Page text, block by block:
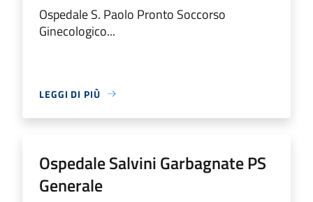
Ospedale S. Paolo Pronto Soccorso
Ginecologico...
LEGGI DI PIÙ
Ospedale Salvini Garbagnate PS
Generale